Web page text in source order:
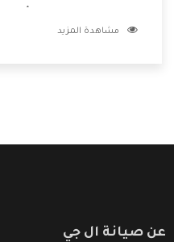
وتقدم للعملاء أقوى العروض
مشاهدة المزيد
عن صيانة ال جي